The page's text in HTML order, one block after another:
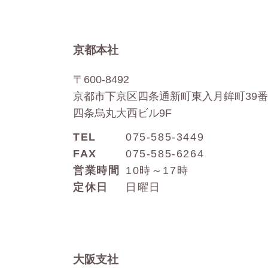
京都本社
〒600-8492
京都市下京区四条通新町東入月鉾町39
四条烏丸大西ビル9F
TEL
075-585-3449
FAX
075-585-6264
営業時間
10時～17時
定休日
日曜日
大阪支社